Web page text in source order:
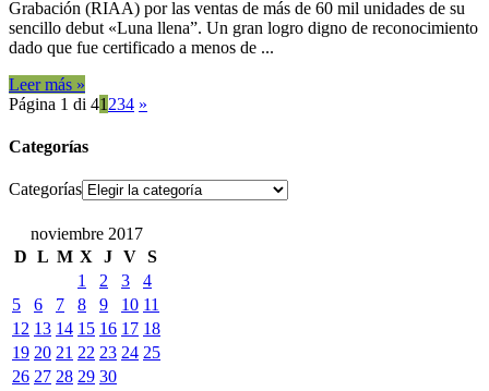
Grabación (RIAA) por las ventas de más de 60 mil unidades de su
sencillo debut «Luna llena”. Un gran logro digno de reconocimiento
dado que fue certificado a menos de ...
Leer más »
Página 1 di 41 234 »
Categorías
Categorías
noviembre 2017
D L M X J V S
1
2 3
4
5
6 7 8 9 10 11
12 13 14 15 16 17 18
19 20 21 22 23 24 25
26 27 28 29 30